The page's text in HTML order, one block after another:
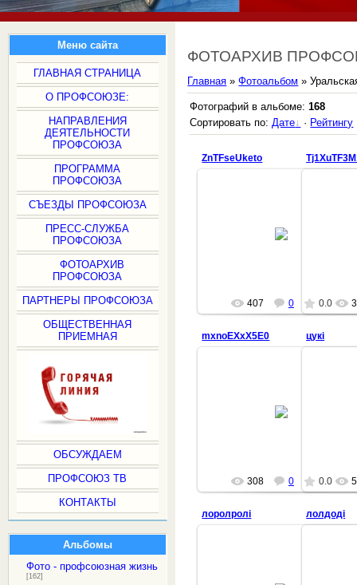
Меню сайта
ГЛАВНАЯ СТРАНИЦА
О ПРОФСОЮЗЕ:
НАПРАВЛЕНИЯ
ДЕЯТЕЛЬНОСТИ
ПРОФСОЮЗА
ПРОГРАММА
ПРОФСОЮЗА
СЪЕЗДЫ ПРОФСОЮЗА
ПРЕСС-СЛУЖБА
ПРОФСОЮЗА
ФОТОАРХИВ
ПРОФСОЮЗА
ПАРТНЕРЫ ПРОФСОЮЗА
ОБЩЕСТВЕННАЯ
ПРИЕМНАЯ
ОБСУЖДАЕМ
ПРОФСОЮЗ ТВ
КОНТАКТЫ
Альбомы
Фото - профсоюзная жизнь
[162]
ФОТОАРХИВ
Главная »Фотоальбом »
Фотографий в альбоме:168
Сортировать по:Дате · Рейтингу
ZnTFseUketo
407 0 0.0
mxnoEXxX5E0
308 0 0.0
цукi
лоролролi лолдодi